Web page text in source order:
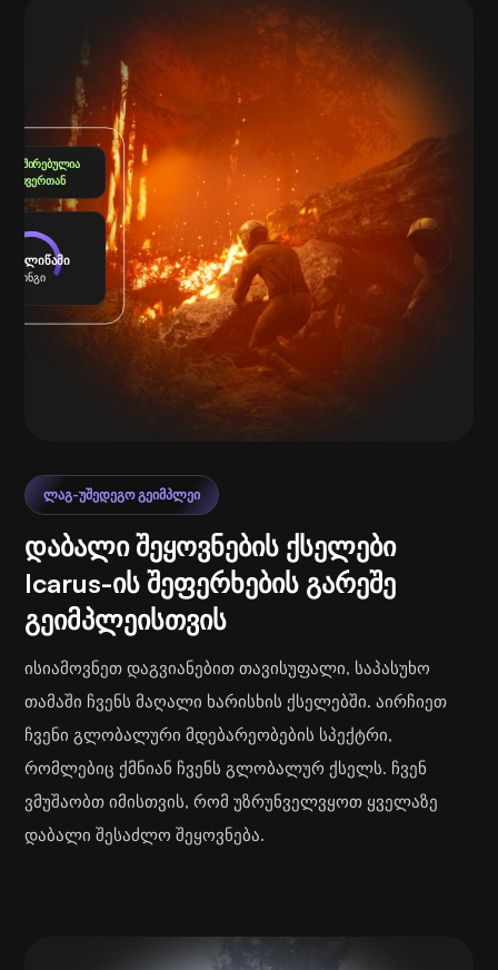
სერვერთან
მილიწამი
პინგი
ᲚᲐᲒ-ᲣᲨᲔᲓᲔᲒᲝ ᲒᲔᲘᲛᲞᲚᲔᲘ
დაბალი შეყოვნების ქსელები
Icarus-ის შეფერხების გარეშე
გეიმპლეისთვის
ისიამოვნეთ დაგვიანებით თავისუფალი, საპასუხო
თამაში ჩვენს მაღალი ხარისხის ქსელებში. აირჩიეთ
ჩვენი გლობალური მდებარეობების სპექტრი,
რომლებიც ქმნიან ჩვენს გლობალურ ქსელს. ჩვენ
ვმუშაობთ იმისთვის, რომ უზრუნველვყოთ ყველაზე
დაბალი შესაძლო შეყოვნება.